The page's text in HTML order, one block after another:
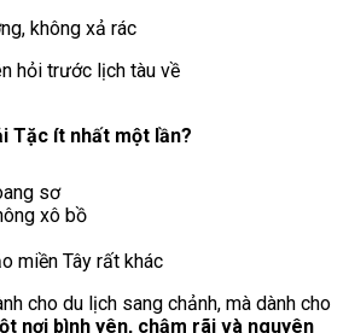
không xả rác
hỏi trước lịch tàu về
Tặc ít nhất một lần?
sơ
xô bồ
miền Tây rất khác
cho du lịch sang chảnh, mà dành cho
nơi bình yên, chậm rãi và nguyên